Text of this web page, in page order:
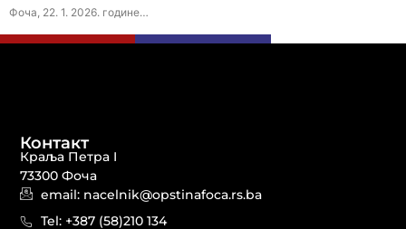
Фоча, 22. 1. 2026. године…
Контакт
Краља Петра I
73300 Фоча
email: nacelnik@opstinafoca.rs.ba
Tel: +387 (58)210 134